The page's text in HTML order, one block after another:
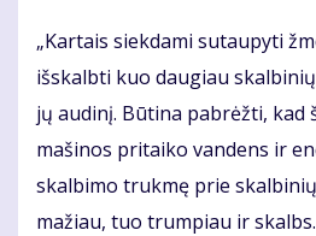
„Kartais siekdami sutaupyti
išskalbti kuo daugiau
jų audinį. Būtina pabrėžti, kad
mašinos pritaiko vandens ir
skalbimo trukmę prie
mažiau, tuo trumpiau ir